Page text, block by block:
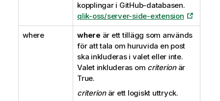
kopplingar i GitHub-databasen.
qlik-oss/server-side-extension
where where är ett tillägg som används
för att tala om huruvida en post
ska inkluderas i valet eller inte.
Valet inkluderas om criterionär
True.
criterionär ett logiskt uttryck.